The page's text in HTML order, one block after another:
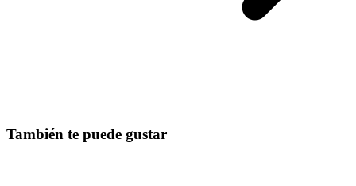
También te puede gustar